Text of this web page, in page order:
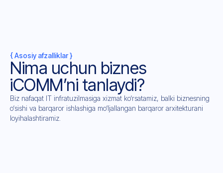
{ Asosiy afzalliklar }
Nima uchun biznes
iCOMM’ni tanlaydi?
Biz nafaqat IT infratuzilmasiga xizmat ko‘rsatamiz, balki biznesning
o‘sishi va barqaror ishlashiga mo‘ljallangan barqaror arxitekturani
loyihalashtiramiz.